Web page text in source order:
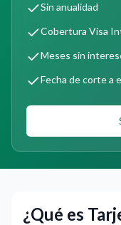
Sin anualidad
Cobertura Visa
Meses sin
Fecha de corte a
¿Qué es